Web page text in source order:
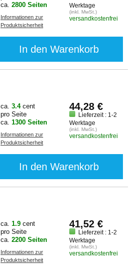
ca. 2800 Seiten
Informationen zur
Produktsicherheit
Werktage
(inkl. MwSt.)
versandkostenfrei
In den Warenkorb
ca. 3.4 cent
pro Seite
ca. 1300 Seiten
Informationen zur
Produktsicherheit
44,28 €
Lieferzeit : 1-2
Werktage
(inkl. MwSt.)
versandkostenfrei
In den Warenkorb
ca. 1.9 cent
pro Seite
ca. 2200 Seiten
Informationen zur
Produktsicherheit
41,52 €
Lieferzeit : 1-2
Werktage
(inkl. MwSt.)
versandkostenfrei